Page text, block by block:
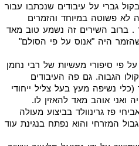
גברי על עיבודים שנכתבו עבור
לא פשוטה במיוחד והזמרים
. ברוב השירים זה נשמע טוב מאד
היה "אנוס על פי הסולם"
פי סיפורי מעשיות של רבי נחמן
הגבוה. גם פה העיבודים
נשיפה מעץ בעל צליל ייחודי
ואני אוהב מאד להאזין לו.
פז גרינוולד בביצוע מעולה
המזרחי והוא נפתח בנגינת עוד